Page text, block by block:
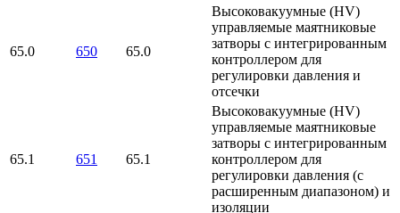
65.0 650 65.0
Высоковакуумные (HV)
управляемые маятниковые
затворы с интегрированным
контроллером для
регулировки давления и
отсечки
65.1 651 65.1
Высоковакуумные (HV)
управляемые маятниковые
затворы с интегрированным
контроллером для
регулировки давления (с
расширенным диапазоном) и
изоляции